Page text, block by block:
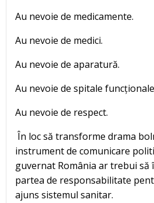
Au nevoie de medicamente.
Au nevoie de medici.
Au nevoie de aparatură.
Au nevoie de spitale
Au nevoie de respect.
În loc să transforme drama
instrument de comunicare
guvernat România ar trebui să
partea de responsabilitate
ajuns sistemul sanitar.